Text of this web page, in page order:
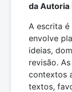
da Autoria
A escrita
envolve
ideias,
revisão.
contextos
textos,